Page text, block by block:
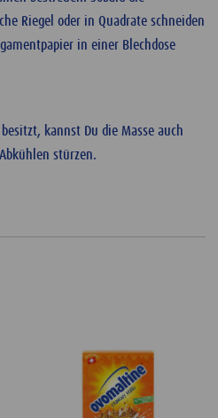
Riegel oder in Quadrate schneiden
in einer Blechdose
kannst Du die Masse auch
stürzen.